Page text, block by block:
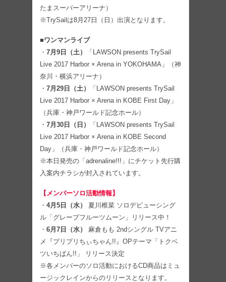
たまスーパーアリーナ）
※TrySailは8月27日（日）出演となります。
■ワンマンライブ
・ 7月9日（土）
「LAWSON presents TrySail
Live 2017 Harbor × Arena in YOKOHAMA」（神
奈川・横浜アリーナ）
・ 7月29日（土）
「LAWSON presents TrySail
Live 2017 Harbor × Arena in KOBE First Day」
（兵庫・神戸ワールド記念ホール）
・ 7月30日（日）
「LAWSON presents TrySail
Live 2017 Harbor × Arena in KOBE Second
Day」（兵庫・神戸ワールド記念ホール）
※本日発売の「adrenaline!!!」にチケット先行購
入案内チラシが封入されています。
【メンバーソロ活動情報】
・ 4月5日（水）
夏川椎菜 ソロデビューシング
ル「グレープフルーツムーン」リリース中！
・ 6月7日（水）
麻倉もも 2ndシングル TVアニ
メ『プリプリちぃちゃん!!』OPテーマ「トクベ
ツいちばん!!」 リリース決定
※各メンバーのソロ活動におけるCD商品はミュ
ージックレインからのリリースとなります。